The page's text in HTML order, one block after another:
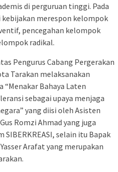
di perguruan tinggi. Pada
merespon kelompok
pencegahan kelompok
radikal.
Pengurus Cabang Pergerakan
Tarakan melaksanakan
Bahaya Laten
sebagai upaya menjaga
yang diisi oleh Asisten
Romzi Ahmad yang juga
selain itu Bapak
Arafat yang merupakan